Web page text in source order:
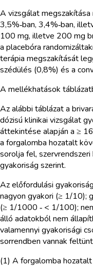
A vizsgálat
3,5%‑ban, 3,4%‑ban,
100 mg, illetve 200 mg
a placebóra
terápia megszakítását
szédülés (0,8%) és a
A mellékhatások
Az alábbi táblázat a
dózisú klinikai vizsgálat
áttekintése alapján a ≥
a forgalomba hozatalt
sorolja fel,
gyakoriság szerint.
Az előfordulási
nagyon gyakori (≥ 1/10);
(≥ 1/1000 ‑ < 1/100);
álló adatokból nem
valamennyi gyakorisági
sorrendben vannak
(1) A forgalomba